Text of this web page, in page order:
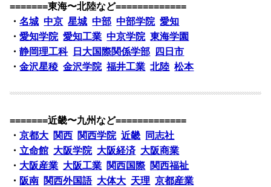
=======東海〜北陸など=============
・名城 中京 星城 中部 中部学院 愛知
・愛知学院 愛知工業 中京学院 東海学園
・静岡理工科 日大国際関係学部
四日市
・金沢星稜 金沢学院 福井工業 北陸 松本
=======近畿〜九州など=============
・京都大 関西 関西学院 近畿
同志社
・ 立命館 大阪学院 大阪経済 大阪商業
・ 大阪産業 大阪工業 関西国際 関西福祉
・ 阪南 関西外国語 大体大 天理 京都産業